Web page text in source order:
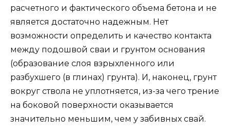
расчетного и фактического объема бетона и не
является достаточно надежным. Нет
возможности определить и качество контакта
между подошвой сваи и грунтом основания
(образование слоя взрыхленного или
разбухшего (в глинах) грунта). И, наконец, грунт
вокруг ствола не уплотняется, из-за чего трение
на боковой поверхности оказывается
значительно меньшим, чем у забивных свай.